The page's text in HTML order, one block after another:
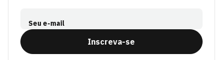
Seu e-mail
Inscreva-se